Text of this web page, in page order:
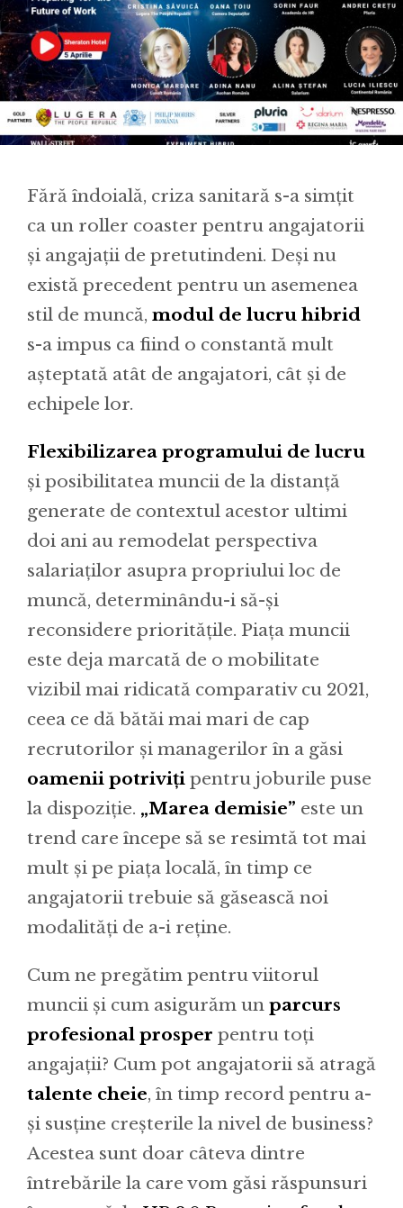
Fără îndoială, criza sanitară s-a simțit
ca un roller coaster pentru angajatorii
și angajații de pretutindeni. Deși nu
există precedent pentru un asemenea
stil de muncă, modul de lucru hibrid
s-a impus ca fiind o constantă mult
așteptată atât de angajatori, cât și de
echipele lor.
Flexibilizarea programului de lucru
și posibilitatea muncii de la distanță
generate de contextul acestor ultimi
doi ani au remodelat perspectiva
salariaților asupra propriului loc de
muncă, determinându-i să-și
reconsidere prioritățile. Piața muncii
este deja marcată de o mobilitate
vizibil mai ridicată comparativ cu 2021,
ceea ce dă bătăi mai mari de cap
recrutorilor și managerilor în a găsi
oamenii potriviți pentru joburile puse
la dispoziție. „Marea demisie” este un
trend care începe să se resimtă tot mai
mult și pe piața locală, în timp ce
angajatorii trebuie să găsească noi
modalități de a-i reține.
Cum ne pregătim pentru viitorul
muncii și cum asigurăm un parcurs
profesional prosper pentru toți
angajații? Cum pot angajatorii să atragă
talente cheie, în timp record pentru a-
și susține creșterile la nivel de business?
Acestea sunt doar câteva dintre
întrebările la care vom găsi răspunsuri